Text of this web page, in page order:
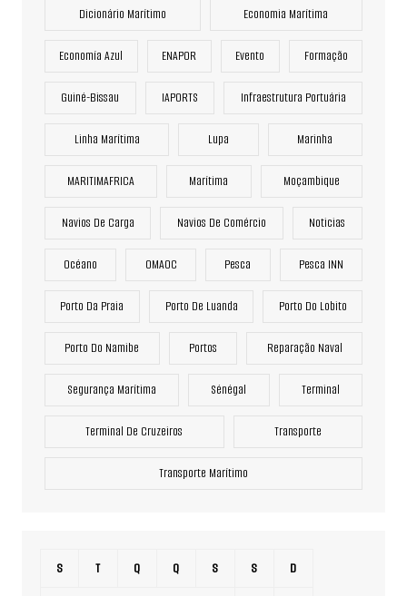
Dicionário Marítimo Economia Marítima
Economía Azul ENAPOR Evento Formação
Guiné-Bissau IAPORTS Infraestrutura Portuária
Linha Marítima Lupa Marinha
MARITIMAFRICA Marítima Moçambique
Navios De Carga Navios De Comércio Noticias
Océano OMAOC Pesca Pesca INN
Porto Da Praia Porto De Luanda Porto Do Lobito
Porto Do Namibe Portos Reparação Naval
Segurança Marítima Sénégal Terminal
Terminal De Cruzeiros Transporte
Transporte Marítimo
S T Q Q S S D